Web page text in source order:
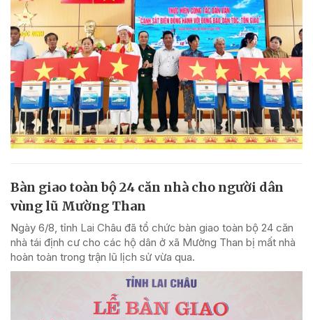
Bàn giao toàn bộ 24 căn nhà cho người dân
vùng lũ Mường Than
Ngày 6/8, tỉnh Lai Châu đã tổ chức bàn giao toàn bộ 24 căn
nhà tái định cư cho các hộ dân ở xã Mường Than bị mất nhà
hoàn toàn trong trận lũ lịch sử vừa qua.